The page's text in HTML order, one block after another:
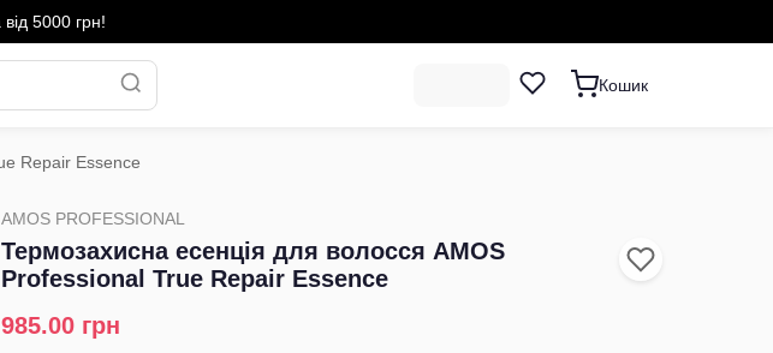
5000 грн!
Кошик
Repair Essence
AMOS PROFESSIONAL
Термозахисна есенція для волосся AMOS
Professional True Repair Essence
985.00 грн